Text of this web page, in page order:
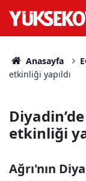
Anasayfa
etkinliği yapıldı
etkinliği
Ağrı'nın